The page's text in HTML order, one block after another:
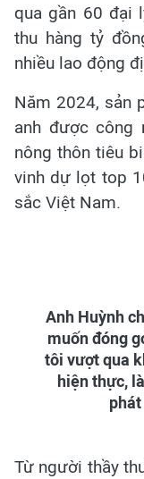
qua gần 60 đại
thu hàng tỷ
nhiều lao động
Năm 2024, sản
anh được công
nông thôn tiêu
vinh dự lọt top
sắc Việt Nam.
Anh Huỳnh
muốn đóng
tôi vượt qua
hiện thực,
Từ người thầy